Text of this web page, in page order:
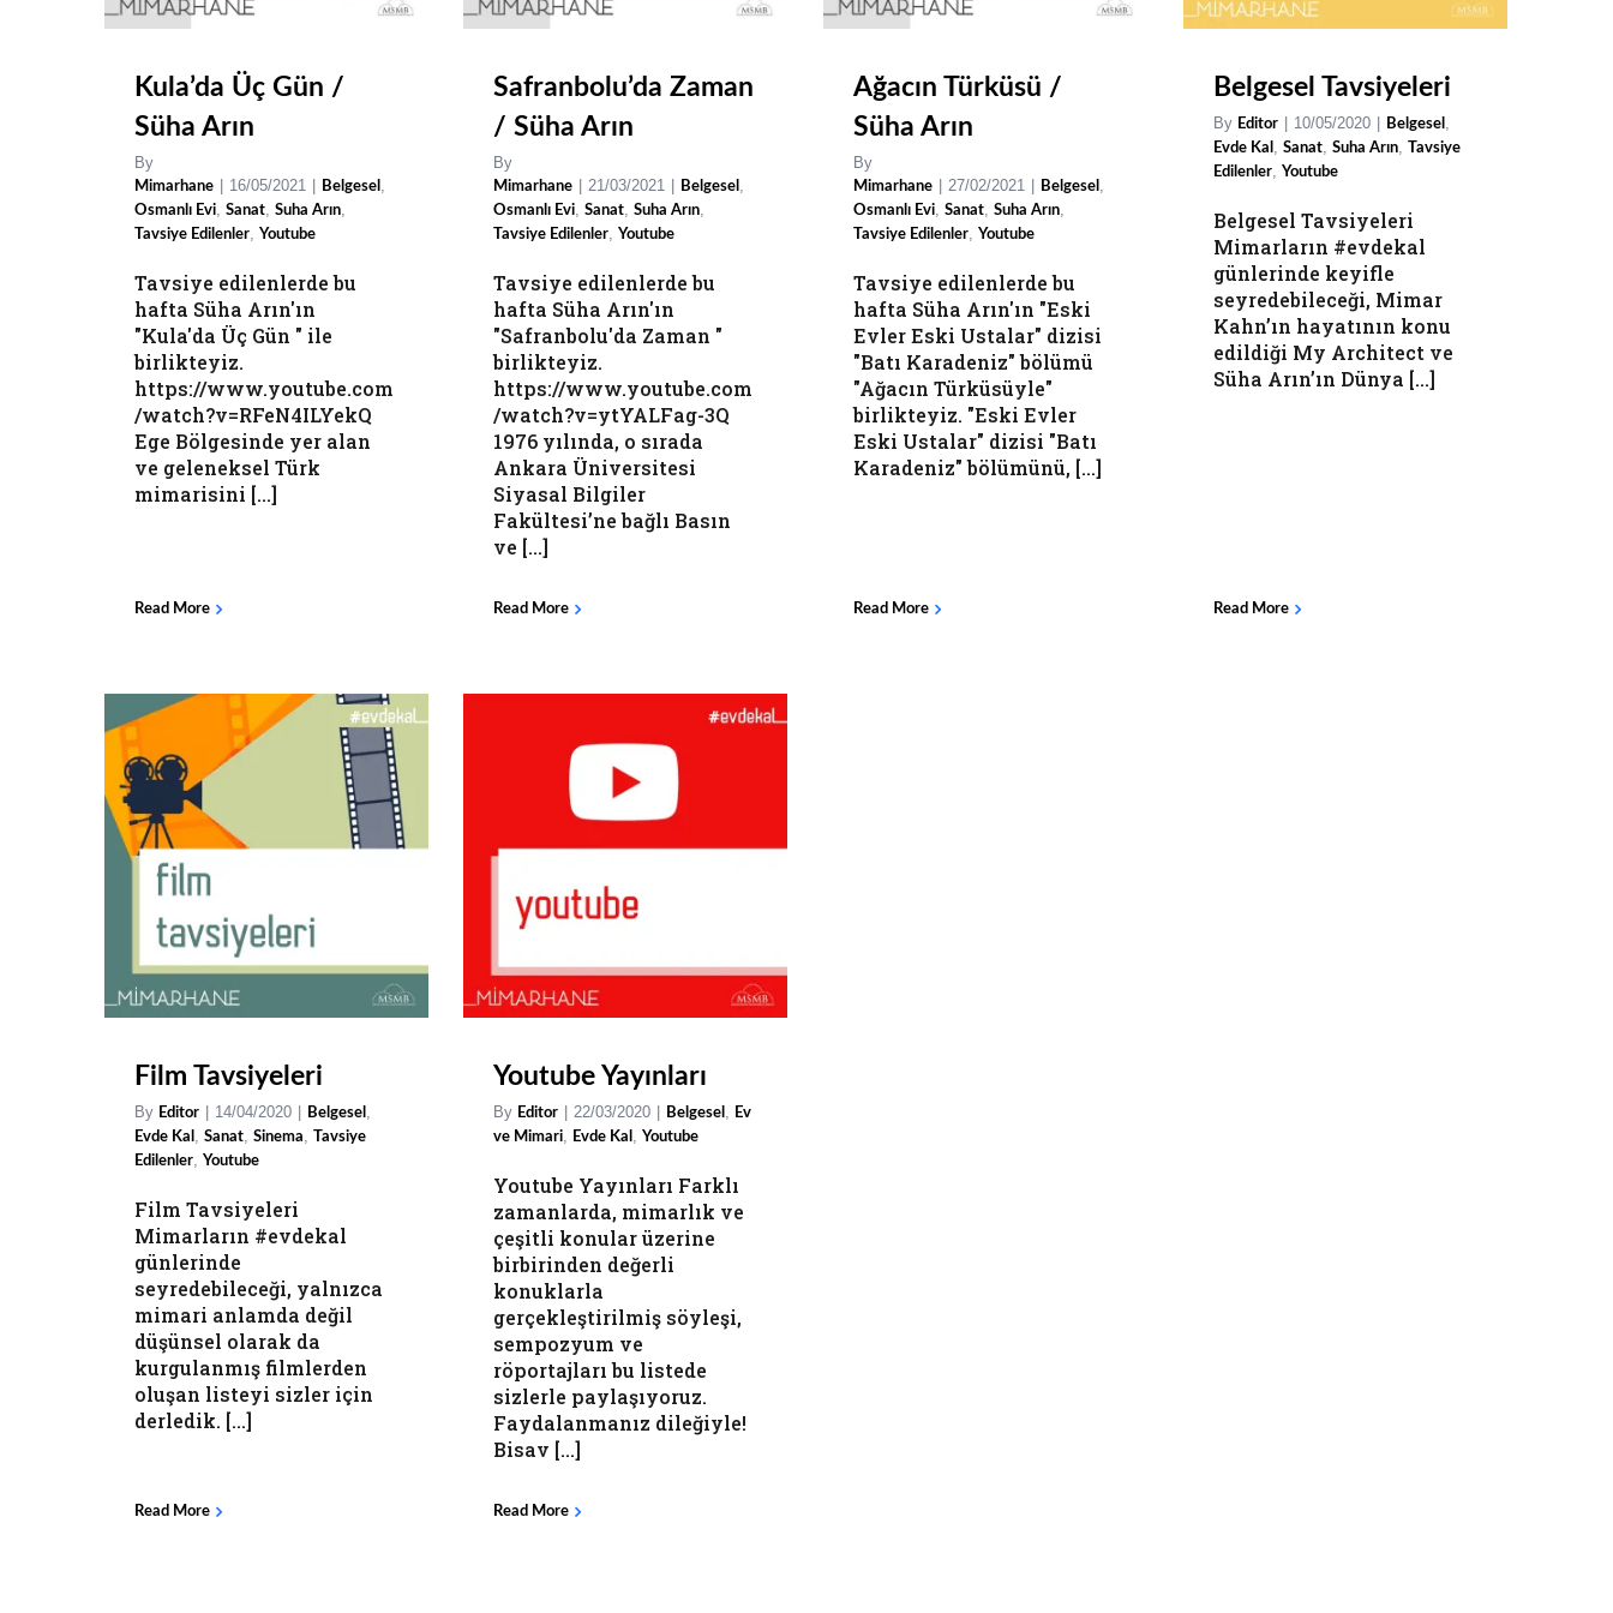
Kula’da Üç Gün /
Süha Arın
By
Mimarhane 16/05/2021 Belgesel
Osmanlı Evi Sanat Suha Arın
Tavsiye Edilenler Youtube
Tavsiye edilenlerde bu
hafta Süha Arın'ın
"Kula'da Üç Gün " ile
birlikteyiz.
https://www.youtube.com
/watch?v=RFeN4ILYekQ
Ege Bölgesinde yer alan
ve geleneksel Türk
mimarisini [...]
Read More
Safranbolu’da Zaman
/ Süha Arın
By
Mimarhane 21/03/2021 Belgesel
Osmanlı Evi Sanat Suha Arın
Tavsiye Edilenler Youtube
Tavsiye edilenlerde bu
hafta Süha Arın'ın
"Safranbolu'da Zaman "
birlikteyiz.
https://www.youtube.com
/watch?v=ytYALFag-3Q
1976 yılında, o sırada
Ankara Üniversitesi
Siyasal Bilgiler
Fakültesi’ne bağlı Basın
ve [...]
Read More
Ağacın Türküsü /
Süha Arın
By
Mimarhane 27/02/2021 Belgesel
Osmanlı Evi Sanat Suha Arın
Tavsiye Edilenler Youtube
Tavsiye edilenlerde bu
hafta Süha Arın'ın "Eski
Evler Eski Ustalar" dizisi
"Batı Karadeniz" bölümü
"Ağacın Türküsüyle"
birlikteyiz. "Eski Evler
Eski Ustalar" dizisi "Batı
Karadeniz" bölümünü, [...]
Read More
Belgesel Tavsiyeleri
By Editor 10/05/2020 Belgesel
Evde Kal Sanat Suha Arın
Tavsiye
Edilenler
Youtube
Belgesel Tavsiyeleri
Mimarların #evdekal
günlerinde keyifle
seyredebileceği, Mimar
Kahn’ın hayatının konu
edildiği My Architect ve
Süha Arın’ın Dünya [...]
Read More
Film Tavsiyeleri
By Editor 14/04/2020 Belgesel
Evde Kal Sanat Sinema
Tavsiye
Edilenler
Youtube
Film Tavsiyeleri
Mimarların #evdekal
günlerinde
seyredebileceği, yalnızca
mimari anlamda değil
düşünsel olarak da
kurgulanmış filmlerden
oluşan listeyi sizler için
derledik. [...]
Read More
Youtube Yayınları
By Editor 22/03/2020 Belgesel
Ev
ve Mimari
Evde Kal Youtube
Youtube Yayınları Farklı
zamanlarda, mimarlık ve
çeşitli konular üzerine
birbirinden değerli
konuklarla
gerçekleştirilmiş söyleşi,
sempozyum ve
röportajları bu listede
sizlerle paylaşıyoruz.
Faydalanmanız dileğiyle!
Bisav [...]
Read More